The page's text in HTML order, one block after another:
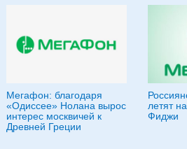
Мегафон: благодаря
«Одиссее» Нолана вырос
интерес москвичей к
Древней Греции
летят
Фиджи